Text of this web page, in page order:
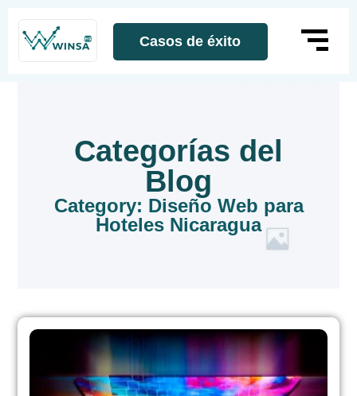
Casos de éxito
Categorías del
Blog
Category: Diseño Web para
Hoteles Nicaragua